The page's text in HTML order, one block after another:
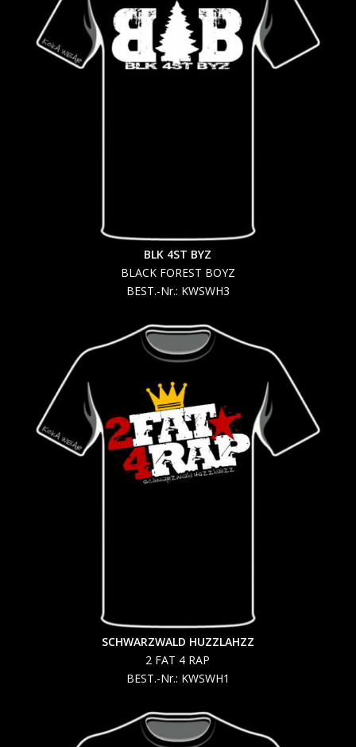
BLK 4ST BYZ
BLACK FOREST BOYZ
BEST.-Nr.: KWSWH3
SCHWARZWALD HUZZLAHZZ
2 FAT 4 RAP
BEST.-Nr.: KWSWH1